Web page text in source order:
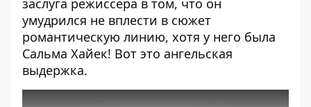
заслуга режиссера в том, что он
умудрился не вплести в сюжет
романтическую линию, хотя у него была
Сальма Хайек! Вот это ангельская
выдержка.